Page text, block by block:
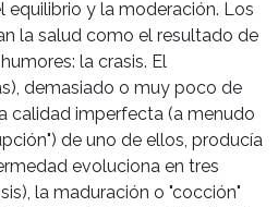
equilibrio y la moderación. Los
la salud como el resultado de
la crasis. El
demasiado o muy poco de
calidad imperfecta (a menudo
de uno de ellos, producía
evoluciona en tres
la maduración o "cocción"